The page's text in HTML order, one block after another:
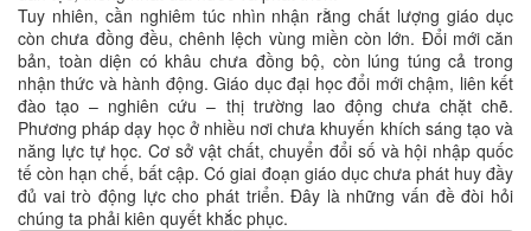
Tuy nhiên, cần nghiêm túc nhìn nhận rằng chất lượng giáo dục
còn chưa đồng đều, chênh lệch vùng miền còn lớn. Đổi mới căn
bản, toàn diện có khâu chưa đồng bộ, còn lúng túng cả trong
nhận thức và hành động. Giáo dục đại học đổi mới chậm, liên kết
đào tạo – nghiên cứu – thị trường lao động chưa chặt chẽ.
Phương pháp dạy học ở nhiều nơi chưa khuyến khích sáng tạo và
năng lực tự học. Cơ sở vật chất, chuyển đổi số và hội nhập quốc
tế còn hạn chế, bất cập. Có giai đoạn giáo dục chưa phát huy đầy
đủ vai trò động lực cho phát triển. Đây là những vấn đề đòi hỏi
chúng ta phải kiên quyết khắc phục.